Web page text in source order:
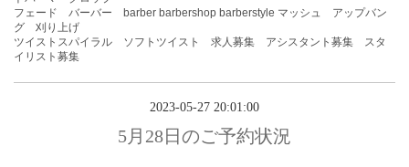
フェード バーバー barber barbershop barberstyle マッシュ アップバン
グ 刈り上げ
ツイストスパイラル ソフトツイスト 求人募集 アシスタント募集 スタ
イリスト募集
2023-05-27 20:01:00
5月28日のご予約状況